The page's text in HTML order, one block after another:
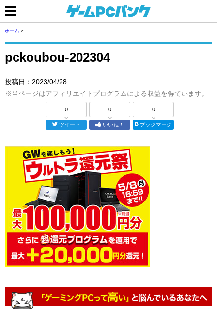
ホーム >
pckoubou-202304
投稿日： 2023/04/28
※当ページはアフィリエイトプログラムによる収益を得ています。
0
ツイート
0
いいね！
0
ブックマーク